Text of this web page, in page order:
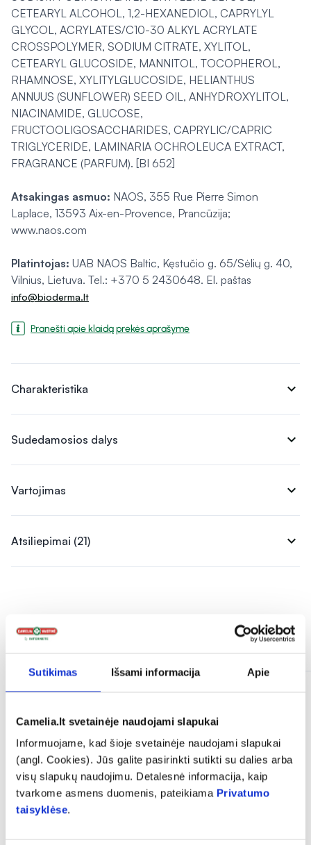
Sutikimas Išsami informacija Apie
Camelia.lt svetainėje naudojami slapukai
Informuojame, kad šioje svetainėje naudojami slapukai
(angl. Cookies). Jūs galite pasirinkti sutikti su dalies arba
visų slapukų naudojimu. Detalesnė informacija, kaip
tvarkome asmens duomenis, pateikiama Privatumo
taisyklėse.
CETEARYL ALCOHOL, 1,2-HEXANEDIOL, CAPRYLYL
GLYCOL, ACRYLATES/C10-30 ALKYL ACRYLATE
CROSSPOLYMER, SODIUM CITRATE, XYLITOL,
CETEARYL GLUCOSIDE, MANNITOL, TOCOPHEROL,
RHAMNOSE, XYLITYLGLUCOSIDE, HELIANTHUS
ANNUUS (SUNFLOWER) SEED OIL, ANHYDROXYLITOL,
NIACINAMIDE, GLUCOSE,
FRUCTOOLIGOSACCHARIDES, CAPRYLIC/CAPRIC
TRIGLYCERIDE, LAMINARIA OCHROLEUCA EXTRACT,
FRAGRANCE (PARFUM). [BI 652]
Atsakingas asmuo: NAOS, 355 Rue Pierre Simon
Laplace, 13593 Aix-en-Provence, Prancūzija;
www.naos.com
Platintojas: UAB NAOS Baltic, Kęstučio g. 65/Sėlių g. 40,
Vilnius, Lietuva. Tel.: +370 5 2430648. El. paštas
info@bioderma.lt
Pranešti apie klaidą prekės aprašyme
Charakteristika expand_more
Sudedamosios dalys expand_more
Vartojimas expand_more
Atsiliepimai (21) expand_more